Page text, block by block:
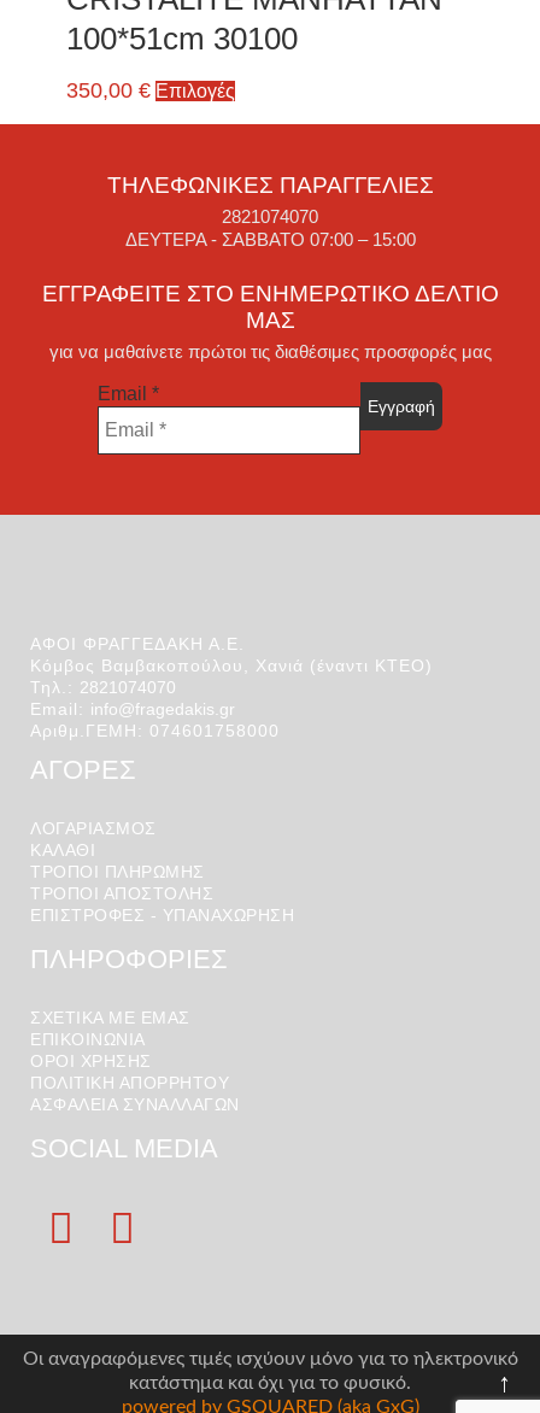
100*51cm 30100
350,00 € Επιλογές
ΤΗΛΕΦΩΝΙΚΈΣ ΠΑΡΑΓΓΕΛΊΕΣ
2821074070
ΔΕΥΤΈΡΑ - ΣΆΒΒΑΤΟ 07:00 – 15:00
ΕΓΓΡΑΦΕΊΤΕ ΣΤΟ ΕΝΗΜΕΡΩΤΙΚΌ ΔΕΛΤΊΟ
ΜΑΣ
για να μαθαίνετε πρώτοι τις διαθέσιμες προσφορές μας
Email*
ΑΦΟΙ ΦΡΑΓΓΕΔΑΚΗ Α.Ε.
Κόμβος Βαμβακοπούλου, Χανιά (έναντι ΚΤΕΟ)
Τηλ.: 2821074070
Email: info@fragedakis.gr
Αριθμ.ΓΕΜΗ: 074601758000
ΑΓΟΡΕΣ
ΛΟΓΑΡΙΑΣΜΌΣ
ΚΑΛΆΘΙ
ΤΡΟΠΟΙ ΠΛΗΡΩΜΗΣ
ΤΡΟΠΟΙ ΑΠΟΣΤΟΛΉΣ
ΕΠΙΣΤΡΟΦΕΣ - ΥΠΑΝΑΧΩΡΗΣΗ
ΠΛΗΡΟΦΟΡΙΕΣ
ΣΧΕΤΙΚΑ ΜΕ ΕΜΑΣ
ΕΠΙΚΟΙΝΩΝΙΑ
ΟΡΟΙ ΧΡΉΣΗΣ
ΠΟΛΙΤΙΚΗ ΑΠΟΡΡΗΤΟΥ
ΑΣΦΑΛΕΙΑ ΣΥΝΑΛΛΑΓΩΝ
SOCIAL MEDIA
Οι αναγραφόμενες τιμές ισχύουν μόνο για το ηλεκτρονικό
κατάστημα και όχι για το φυσικό.
powered by GSQUARED (aka GxG)
↑